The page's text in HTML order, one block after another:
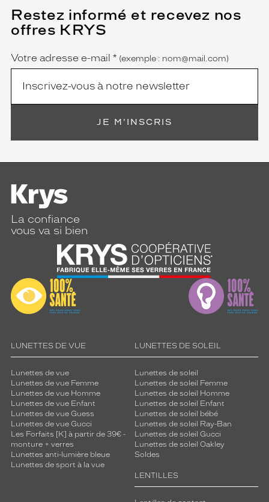
Restez informé et recevez nos
offres KRYS
Name
Votre adresse e-mail *
(Ce
champ
est
obligatoire)
(exemple : nom@mail.com)
JE M'INSCRIS
La confiance
vous va si bien
LUNETTES DE VUE
Lunettes de vue
Lunettes de vue Femme
Lunettes de vue Homme
Lunettes de vue Enfant
Lunettes de vue Guess
Lunettes de vue Gucci
Les Forfaits [K] à partir de 39€ -
monture + verres
Lunettes anti-lumière bleue
Lunettes de sport à la vue
LUNETTES DE SOLEIL
Lunettes de soleil
Lunettes de soleil Femme
Lunettes de soleil Homme
Lunettes de soleil Enfant
Lunettes de soleil bébé
Lunettes de soleil Ray-Ban
Lunettes de soleil Gucci
Lunettes de soleil Oakley
Soldes
LENTILLES